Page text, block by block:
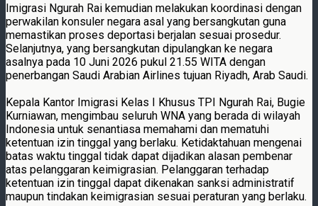
Imigrasi Ngurah Rai kemudian melakukan koordinasi dengan
perwakilan konsuler negara asal yang bersangkutan guna
memastikan proses deportasi berjalan sesuai prosedur.
Selanjutnya, yang bersangkutan dipulangkan ke negara
asalnya pada 10 Juni 2026 pukul 21.55 WITA dengan
penerbangan Saudi Arabian Airlines tujuan Riyadh, Arab Saudi.
Kepala Kantor Imigrasi Kelas I Khusus TPI Ngurah Rai, Bugie
Kurniawan, mengimbau seluruh WNA yang berada di wilayah
Indonesia untuk senantiasa memahami dan mematuhi
ketentuan izin tinggal yang berlaku. Ketidaktahuan mengenai
batas waktu tinggal tidak dapat dijadikan alasan pembenar
atas pelanggaran keimigrasian. Pelanggaran terhadap
ketentuan izin tinggal dapat dikenakan sanksi administratif
maupun tindakan keimigrasian sesuai peraturan yang berlaku.